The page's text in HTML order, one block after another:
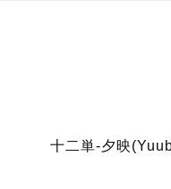
十二単-夕映